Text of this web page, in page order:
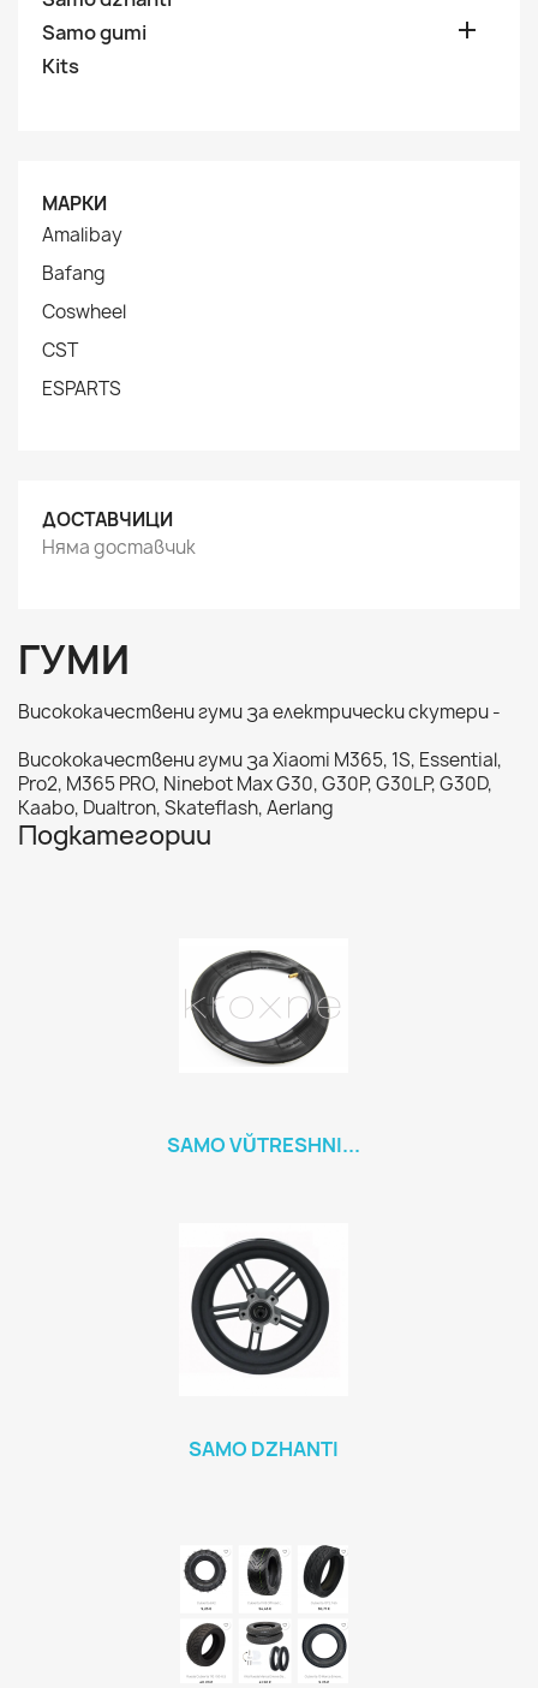
Samo gumi

Kits
МАРКИ
Amalibay
Bafang
Coswheel
CST
ESPARTS
ДОСТАВЧИЦИ
Няма доставчик
ГУМИ
Висококачествени гуми за електрически скутери -
Висококачествени гуми за Xiaomi M365, 1S, Essential,
Pro2, M365 PRO, Ninebot Max G30, G30P, G30LP, G30D,
Kaabo, Dualtron, Skateflash, Aerlang
Подкатегории
SAMO VŬTRESHNI...
SAMO DZHANTI